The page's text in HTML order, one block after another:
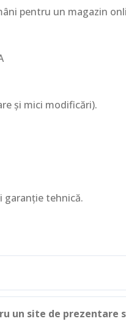
pentru un magazin
și mici modificări).
garanție tehnică.
un site de prezentare